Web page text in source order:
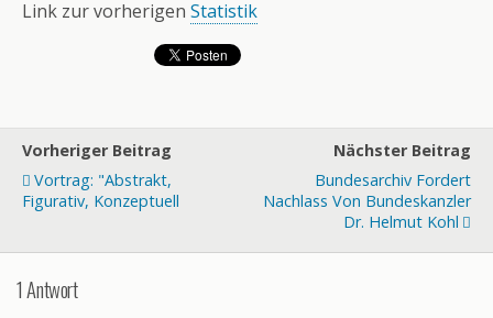
Link zur vorherigen Statistik
Vorheriger Beitrag
Vortrag: "Abstrakt,
Figurativ, Konzeptuell
Nächster Beitrag
Bundesarchiv Fordert
Nachlass Von Bundeskanzler
Dr. Helmut Kohl
1 Antwort